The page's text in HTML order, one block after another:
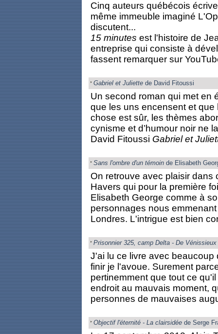
Cinq auteurs québécois
même immeuble imaginé
discutent...
15 minutes est l'histoire de
entreprise qui consiste à
fassent remarquer sur
Gabriel et Juliettede David Fitoussi
Un second roman qui met en
que les uns encensent et que
chose est sûr, les thèmes
cynisme et d’humour noir ne
David Fitoussi Gabriel et
Sans l'ombre d'un témoinde Elisabeth
On retrouve avec plaisir dans
Havers qui pour la première
Elisabeth George comme à
personnages nous
Londres. L'intrigue est bien
Prisonnier 325, camp Delta - De
J'ai lu ce livre avec
finir je l'avoue. Surement
pertinemment que tout ce
endroit au mauvais moment,
personnes de mauvaises
Objectif l'éternité - La clairsidéede Serge